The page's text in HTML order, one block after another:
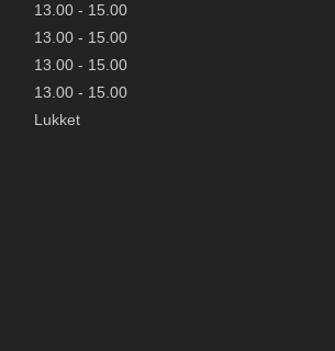
13.00 - 15.00
13.00 - 15.00
13.00 - 15.00
13.00 - 15.00
Lukket